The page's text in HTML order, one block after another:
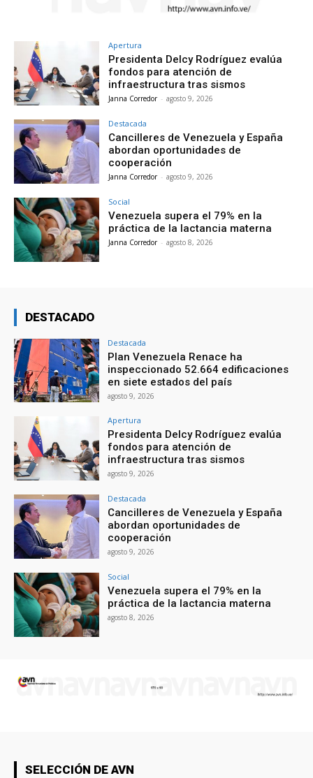
Apertura
Presidenta Delcy Rodríguez evalúa
fondos para atención de
infraestructura tras sismos
Janna Corredor - agosto 9, 2026
Destacada
Cancilleres de Venezuela y España
abordan oportunidades de
cooperación
Janna Corredor - agosto 9, 2026
Social
Venezuela supera el 79% en la
práctica de la lactancia materna
Janna Corredor - agosto 8, 2026
DESTACADO
Destacada
Plan Venezuela Renace ha
inspeccionado 52.664 edificaciones
en siete estados del país
agosto 9, 2026
Apertura
Presidenta Delcy Rodríguez evalúa
fondos para atención de
infraestructura tras sismos
agosto 9, 2026
Destacada
Cancilleres de Venezuela y España
abordan oportunidades de
cooperación
agosto 9, 2026
Social
Venezuela supera el 79% en la
práctica de la lactancia materna
agosto 8, 2026
SELECCIÓN DE AVN